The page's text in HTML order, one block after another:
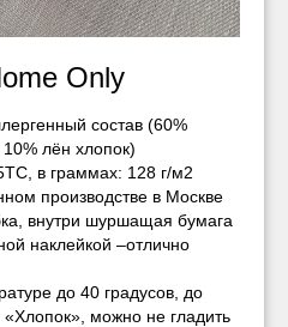
Only
состав (60%
лён хлопок)
в граммах: 128 г/м2
производстве в Москве
внутри шуршащая бумага
наклейкой –отлично
до 40 градусов, до
можно не гладить